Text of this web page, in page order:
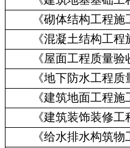
《砌体结构工程施
《混凝土结构工程
《屋面工程质量验
《地下防水工程质
《建筑地面工程施
《建筑装饰装修工
《给水排水构筑